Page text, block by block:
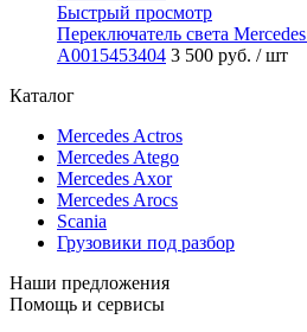
Быстрый просмотр
Переключатель света
A0015453404 3 500 руб. / шт
Каталог
Mercedes Actros
Mercedes Atego
Mercedes Axor
Mercedes Arocs
Scania
Грузовики под разбор
Наши предложения
Помощь и сервисы